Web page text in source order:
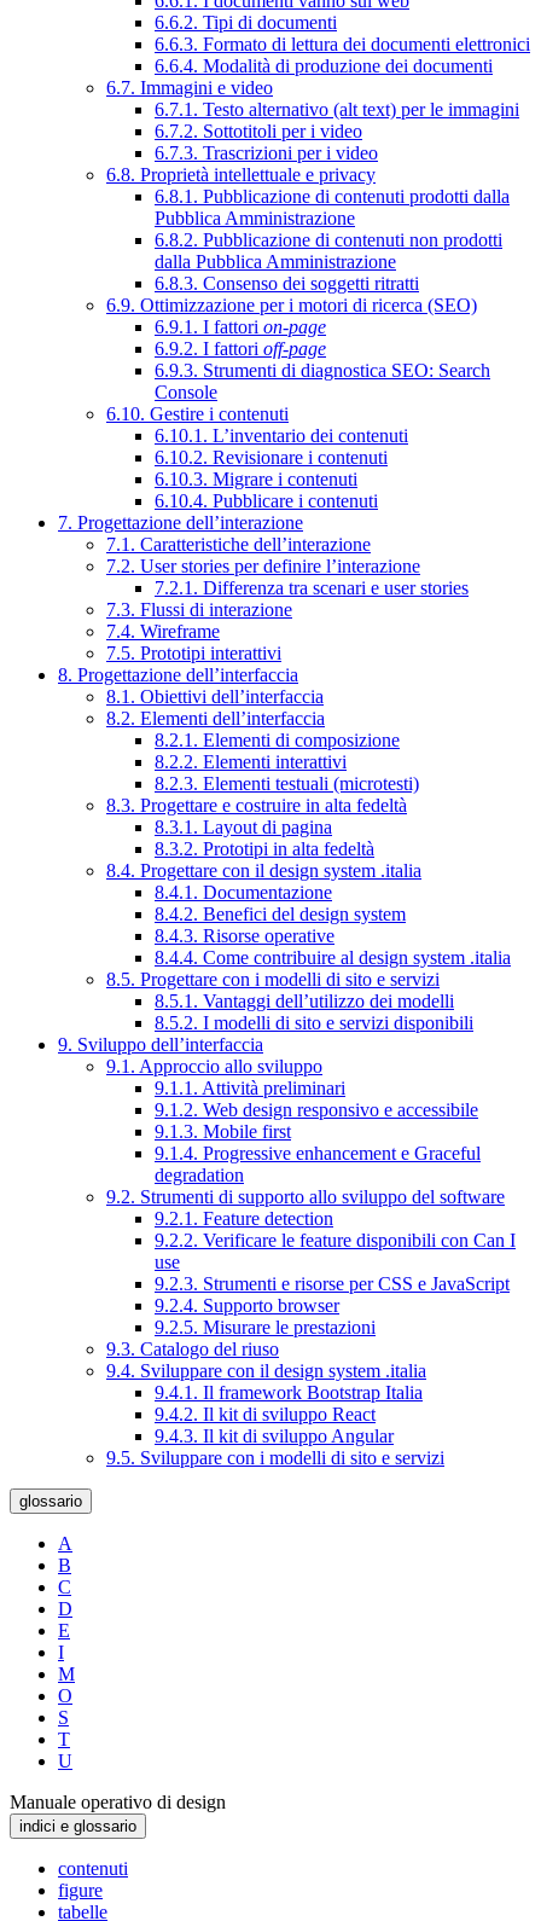
6.6.2. Tipi di documenti
6.6.3. Formato di lettura dei documenti elettronici
6.6.4. Modalità di produzione dei documenti
6.7. Immagini e video
6.7.1. Testo alternativo (alt text) per le immagini
6.7.2. Sottotitoli per i video
6.7.3. Trascrizioni per i video
6.8. Proprietà intellettuale e privacy
6.8.1. Pubblicazione di contenuti prodotti dalla
Pubblica Amministrazione
6.8.2. Pubblicazione di contenuti non prodotti
dalla Pubblica Amministrazione
6.8.3. Consenso dei soggetti ritratti
6.9. Ottimizzazione per i motori di ricerca (SEO)
6.9.1. I fattori on-page
6.9.2. I fattori off-page
6.9.3. Strumenti di diagnostica SEO: Search
Console
6.10. Gestire i contenuti
6.10.1. L’inventario dei contenuti
6.10.2. Revisionare i contenuti
6.10.3. Migrare i contenuti
6.10.4. Pubblicare i contenuti
7. Progettazione dell’interazione
7.1. Caratteristiche dell’interazione
7.2. User stories per definire l’interazione
7.2.1. Differenza tra scenari e user stories
7.3. Flussi di interazione
7.4. Wireframe
7.5. Prototipi interattivi
8. Progettazione dell’interfaccia
8.1. Obiettivi dell’interfaccia
8.2. Elementi dell’interfaccia
8.2.1. Elementi di composizione
8.2.2. Elementi interattivi
8.2.3. Elementi testuali (microtesti)
8.3. Progettare e costruire in alta fedeltà
8.3.1. Layout di pagina
8.3.2. Prototipi in alta fedeltà
8.4. Progettare con il design system .italia
8.4.1. Documentazione
8.4.2. Benefici del design system
8.4.3. Risorse operative
8.4.4. Come contribuire al design system .italia
8.5. Progettare con i modelli di sito e servizi
8.5.1. Vantaggi dell’utilizzo dei modelli
8.5.2. I modelli di sito e servizi disponibili
9. Sviluppo dell’interfaccia
9.1. Approccio allo sviluppo
9.1.1. Attività preliminari
9.1.2. Web design responsivo e accessibile
9.1.3. Mobile first
9.1.4. Progressive enhancement e Graceful
degradation
9.2. Strumenti di supporto allo sviluppo del software
9.2.1. Feature detection
9.2.2. Verificare le feature disponibili con Can I
use
9.2.3. Strumenti e risorse per CSS e JavaScript
9.2.4. Supporto browser
9.2.5. Misurare le prestazioni
9.3. Catalogo del riuso
9.4. Sviluppare con il design system .italia
9.4.1. Il framework Bootstrap Italia
9.4.2. Il kit di sviluppo React
9.4.3. Il kit di sviluppo Angular
9.5. Sviluppare con i modelli di sito e servizi
glossario
A
B
C
D
E
I
M
O
S
T
U
Manuale operativo di design
indici e glossario
contenuti
figure
tabelle